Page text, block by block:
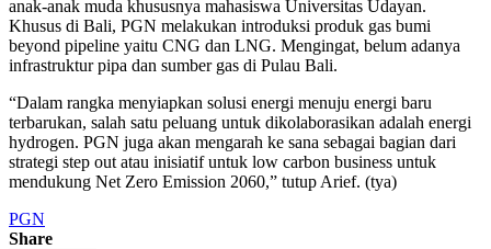
anak-anak muda khususnya mahasiswa Universitas Udayan.
Khusus di Bali, PGN melakukan introduksi produk gas bumi
beyond pipeline yaitu CNG dan LNG. Mengingat, belum adanya
infrastruktur pipa dan sumber gas di Pulau Bali.
“Dalam rangka menyiapkan solusi energi menuju energi baru
terbarukan, salah satu peluang untuk dikolaborasikan adalah energi
hydrogen. PGN juga akan mengarah ke sana sebagai bagian dari
strategi step out atau inisiatif untuk low carbon business untuk
mendukung Net Zero Emission 2060,” tutup Arief. (tya)
PGN
Share